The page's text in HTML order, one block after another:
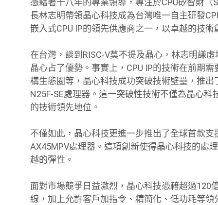
憑藉著十八年的專業領導，專注於CPU矽智財
長林志明帶領晶心科技成為台灣唯一自主研發
嵌入式CPU IP的領先供應商之一，以卓越的技
在台灣，談到RISC-V莫不提及晶心，林志明謙
晶心占了優勢。事實上，CPU IP的技術在前期
構生態圈等，晶心科技成功突破技術壁壘，推出
N25F-SE處理器。這一突破性技術不僅為晶心
的技術領先地位。
不僅如此，晶心科技更進一步推出了全球首款
AX45MPV處理器。這項創新使得晶心科技的處
越的彈性。
面對市場競爭日益激烈，晶心科技憑藉超過120
線，加上允許客戶加指令、精簡化、低功耗等